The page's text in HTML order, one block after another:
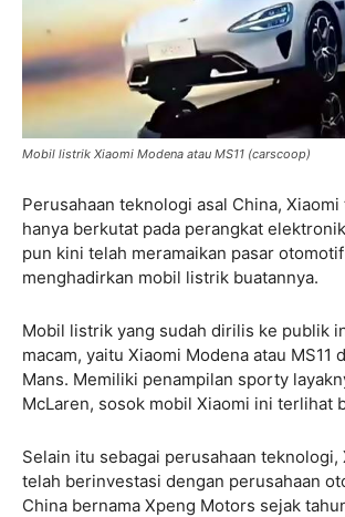
Mobil listrik Xiaomi Modena atau MS11 (carscoop)
Perusahaan teknologi asal China,
hanya berkutat pada perangkat
pun kini telah meramaikan pasar
menghadirkan mobil listrik buatannya.
Mobil listrik yang sudah dirilis ke publik
macam, yaitu Xiaomi Modena atau MS11
Mans. Memiliki penampilan sporty
McLaren, sosok mobil Xiaomi ini terlihat
Selain itu sebagai perusahaan teknologi,
telah berinvestasi dengan perusahaan
China bernama Xpeng Motors sejak